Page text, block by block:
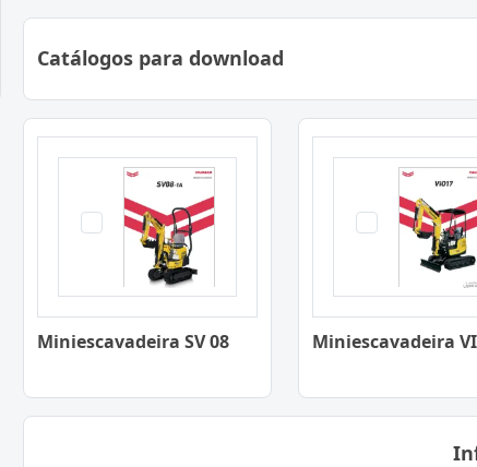
Catálogos para download
Miniescavadeira SV 08 Miniescavadeira